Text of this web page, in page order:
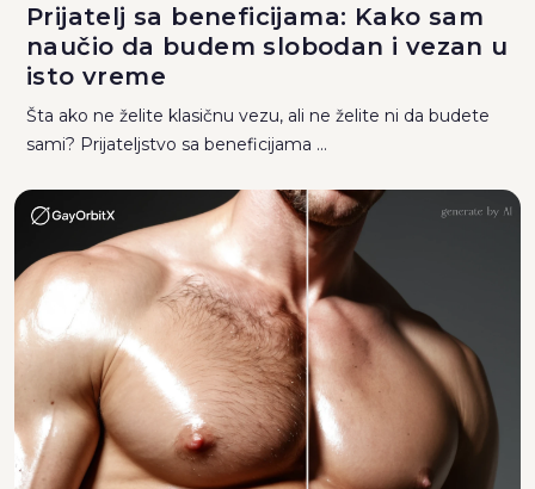
Prijatelj sa beneficijama: Kako sam
naučio da budem slobodan i vezan u
isto vreme
Šta ako ne želite klasičnu vezu, ali ne želite ni da budete
sami? Prijateljstvo sa beneficijama ...